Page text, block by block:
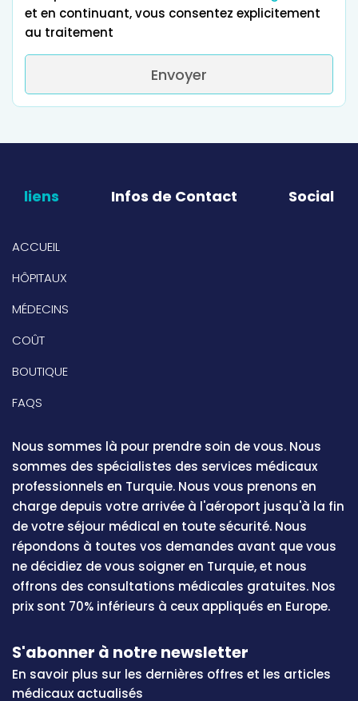
et en continuant, vous consentez explicitement
au traitement
Envoyer
liens Infos de Contact Social
ACCUEIL
HÔPITAUX
MÉDECINS
COÛT
BOUTIQUE
FAQS
Nous sommes là pour prendre soin de vous. Nous
sommes des spécialistes des services médicaux
professionnels en Turquie. Nous vous prenons en
charge depuis votre arrivée à l'aéroport jusqu'à la fin
de votre séjour médical en toute sécurité. Nous
répondons à toutes vos demandes avant que vous
ne décidiez de vous soigner en Turquie, et nous
offrons des consultations médicales gratuites. Nos
prix sont 70% inférieurs à ceux appliqués en Europe.
S'abonner à notre newsletter
En savoir plus sur les dernières offres et les articles
médicaux actualisés